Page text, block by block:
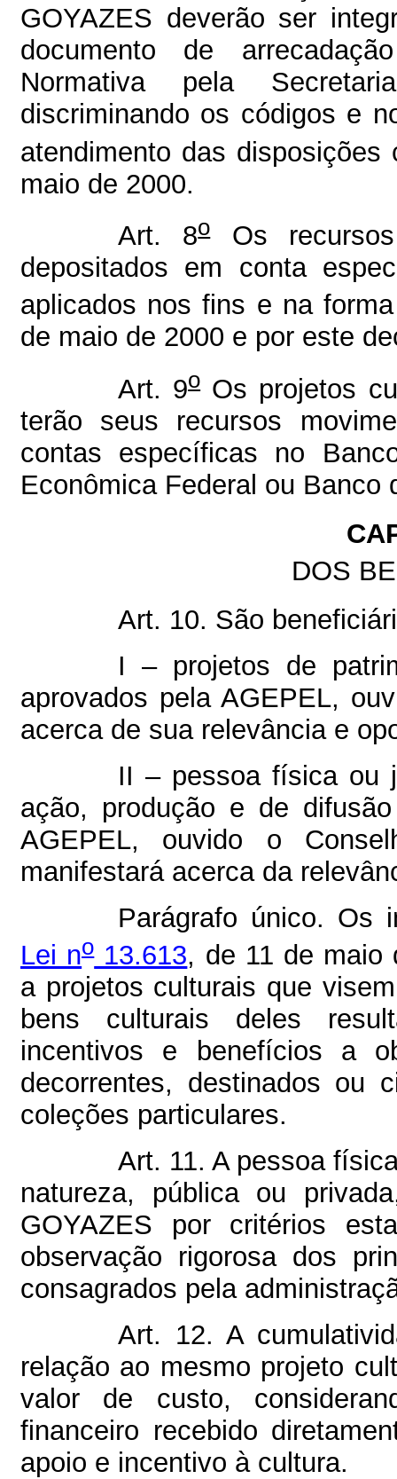
GOYAZES deverão ser
documento de
Normativa pela
discriminando os códigos e
atendimento das
maio de 2000.
Art. 8oOs recursos
depositados em conta
aplicados nos fins e na
de maio de 2000 e por este
Art. 9oOs projetos
terão seus recursos
contas específicas no
Econômica Federal ou Banco
DOS
Art. 10. São
I – projetos de
aprovados pela AGEPEL,
acerca de sua relevância e
II – pessoa física ou
ação, produção e de
AGEPEL, ouvido o
manifestará acerca da
Parágrafo único. Os
Lei no13.613, de 11 de maio
a projetos culturais que
bens culturais deles
incentivos e benefícios a
decorrentes, destinados ou
coleções particulares.
Art. 11. A pessoa
natureza, pública ou
GOYAZES por critérios
observação rigorosa dos
consagrados pela
Art. 12. A
relação ao mesmo projeto
valor de custo,
financeiro recebido
apoio e incentivo à cultura.